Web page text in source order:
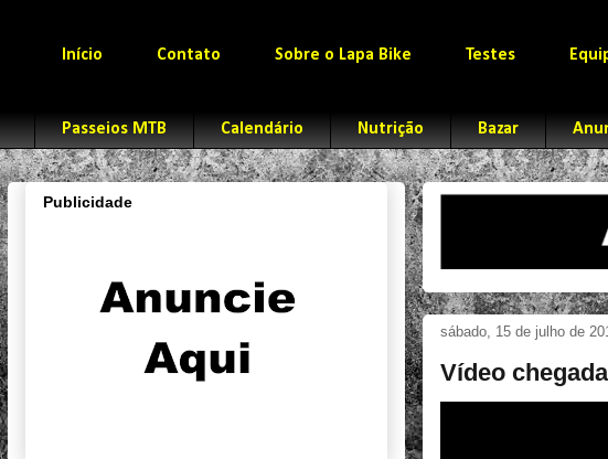
Início Contato Sobre o Lapa Bike Testes
Passeios MTB Calendário Nutrição Bazar
sábado, 15 de julho de
Vídeo
Publicidade